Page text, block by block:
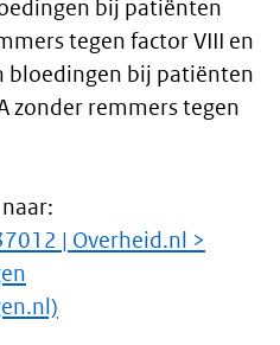
bij patiënten
tegen factor VIII en
bloedingen bij patiënten
zonder remmers tegen
| Overheid.nl >